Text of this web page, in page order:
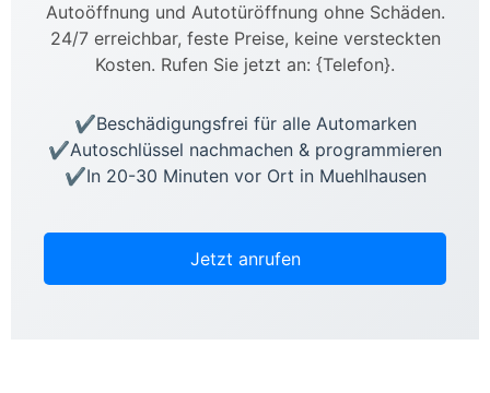
Autoöffnung und Autotüröffnung ohne Schäden.
24/7 erreichbar, feste Preise, keine versteckten
Kosten. Rufen Sie jetzt an: {Telefon}.
Beschädigungsfrei für alle Automarken
Autoschlüssel nachmachen & programmieren
In 20-30 Minuten vor Ort in Muehlhausen
Jetzt anrufen